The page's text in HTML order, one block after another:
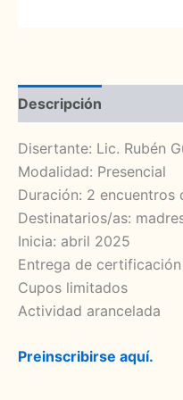
Descripción
Disertante: Lic. Rubén
Modalidad: Presencial
Duración: 2 encuentros
Destinatarios/as:
Inicia: abril 2025
Entrega de certificación
Cupos limitados
Actividad arancelada
Preinscribirse aquí.